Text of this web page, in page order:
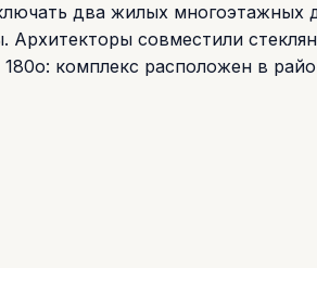
два жилых многоэтажных
Архитекторы совместили
комплекс расположен в